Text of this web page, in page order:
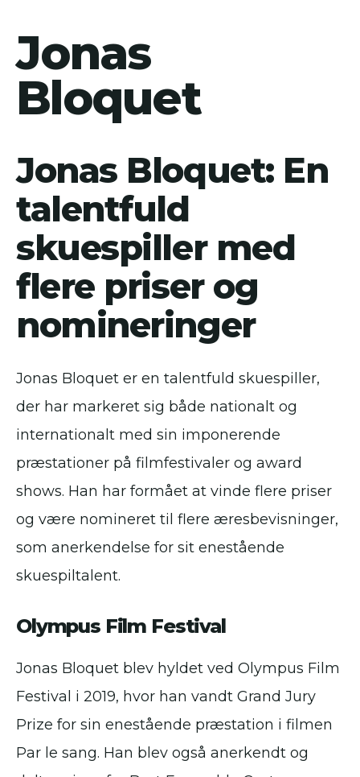
Jonas
Bloquet
Jonas Bloquet: En
talentfuld
skuespiller med
flere priser og
nomineringer
Jonas Bloquet er en talentfuld skuespiller,
der har markeret sig både nationalt og
internationalt med sin imponerende
præstationer på filmfestivaler og award
shows. Han har formået at vinde flere priser
og være nomineret til flere æresbevisninger,
som anerkendelse for sit enestående
skuespiltalent.
Olympus Film Festival
Jonas Bloquet blev hyldet ved Olympus Film
Festival i 2019, hvor han vandt Grand Jury
Prize for sin enestående præstation i filmen
Par le sang. Han blev også anerkendt og